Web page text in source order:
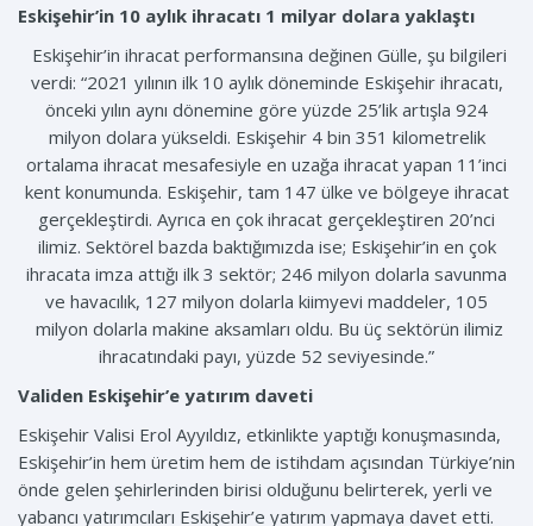
Eskişehir’in 10 aylık ihracatı 1 milyar dolara yaklaştı
Eskişehir’in ihracat performansına değinen Gülle, şu bilgileri
verdi: “2021 yılının ilk 10 aylık döneminde Eskişehir ihracatı,
önceki yılın aynı dönemine göre yüzde 25’lik artışla 924
milyon dolara yükseldi. Eskişehir 4 bin 351 kilometrelik
ortalama ihracat mesafesiyle en uzağa ihracat yapan 11’inci
kent konumunda. Eskişehir, tam 147 ülke ve bölgeye ihracat
gerçekleştirdi. Ayrıca en çok ihracat gerçekleştiren 20’nci
ilimiz. Sektörel bazda baktığımızda ise; Eskişehir’in en çok
ihracata imza attığı ilk 3 sektör; 246 milyon dolarla savunma
ve havacılık, 127 milyon dolarla kiimyevi maddeler, 105
milyon dolarla makine aksamları oldu. Bu üç sektörün ilimiz
ihracatındaki payı, yüzde 52 seviyesinde.”
Validen Eskişehir’e yatırım daveti
Eskişehir Valisi Erol Ayyıldız, etkinlikte yaptığı konuşmasında,
Eskişehir’in hem üretim hem de istihdam açısından Türkiye’nin
önde gelen şehirlerinden birisi olduğunu belirterek, yerli ve
yabancı yatırımcıları Eskişehir’e yatırım yapmaya davet etti.